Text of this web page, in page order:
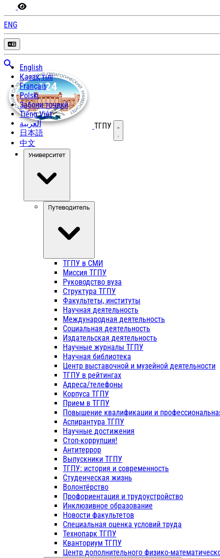
ENG
English
Қазақ тілі
Français
Polski
Забони тоҷикӣ
Tiếng Việt
العربية
日本語
中文
ТГПУ Открыть меню
Университет
Путеводитель
ТГПУ в СМИ
Миссия ТГПУ
Руководство вуза
Структура ТГПУ
Факультеты, институты
Научная деятельность
Международная деятельность
Социальная деятельность
Издательская деятельность
Научные журналы ТГПУ
Научная библиотека
Центр выставочной и музейной деятельности
ТГПУ в рейтингах
Адреса/телефоны
Корпуса ТГПУ
Прием в ТГПУ
Повышение квалификации и
Аспирантура ТГПУ
Научные достижения
Стоп-коррупция!
Антитеррор
Выпускники ТГПУ
ТГПУ: история и современность
Студенческая жизнь
Волонтёрство
Профориентация и трудоустройство
Инклюзивное образование
Новости факультетов
Специальная оценка условий труда
Технопарк ТГПУ
Кванториум ТГПУ
Центр дополнительного физико-